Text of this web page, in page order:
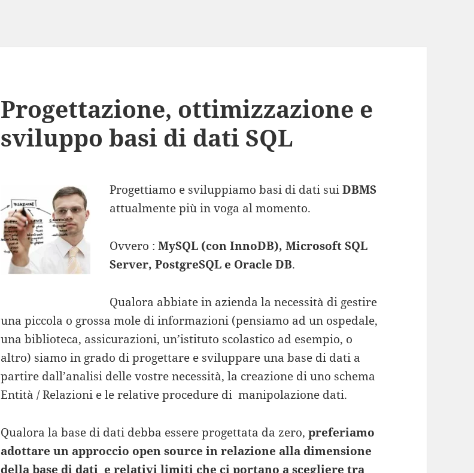
Progettazione, ottimizzazione e
sviluppo basi di dati SQL
Progettiamo e sviluppiamo basi di dati suiDBMS
attualmente più in voga al momento.
Ovvero :MySQL (con InnoDB), Microsoft SQL
Server, PostgreSQL e Oracle DB.
Qualora abbiate in azienda la necessità di gestire
una piccola o grossa mole di informazioni (pensiamo ad un ospedale,
una biblioteca, assicurazioni, un’istituto scolastico ad esempio, o
altro) siamo in grado di progettare e sviluppare una base di dati a
partire dall’analisi delle vostre necessità, la creazione di uno schema
Entità / Relazioni e le relative procedure di manipolazione dati.
Qualora la base di dati debba essere progettata da zero,preferiamo
adottare un approccio open source in relazione alla dimensione
della base di dati e relativi limiti che ci portano a scegliere tra